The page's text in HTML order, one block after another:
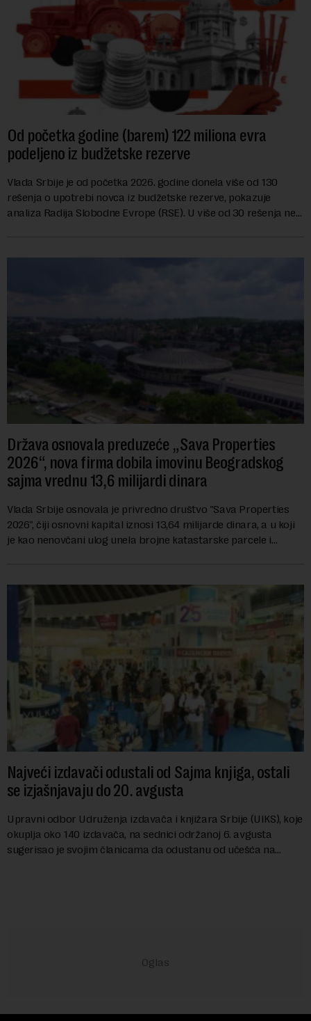
Od početka godine (barem) 122 miliona evra
podeljeno iz budžetske rezerve
Vlada Srbije je od početka 2026. godine donela više od 130
rešenja o upotrebi novca iz budžetske rezerve, pokazuje
analiza Radija Slobodne Evrope (RSE). U više od 30 rešenja ne
Država osnovala preduzeće „Sava Properties
2026“, nova firma dobila imovinu Beogradskog
sajma vrednu 13,6 milijardi dinara
Vlada Srbije osnovala je privredno društvo "Sava Properties
2026", čiji osnovni kapital iznosi 13,64 milijarde dinara, a u koji
je kao nenovčani ulog unela brojne katastarske parcele i
Najveći izdavači odustali od Sajma knjiga, ostali
se izjašnjavaju do 20. avgusta
Upravni odbor Udruženja izdavača i knjižara Srbije (UIKS), koje
okuplja oko 140 izdavača, na sednici održanoj 6. avgusta
sugerisao je svojim članicama da odustanu od učešća na